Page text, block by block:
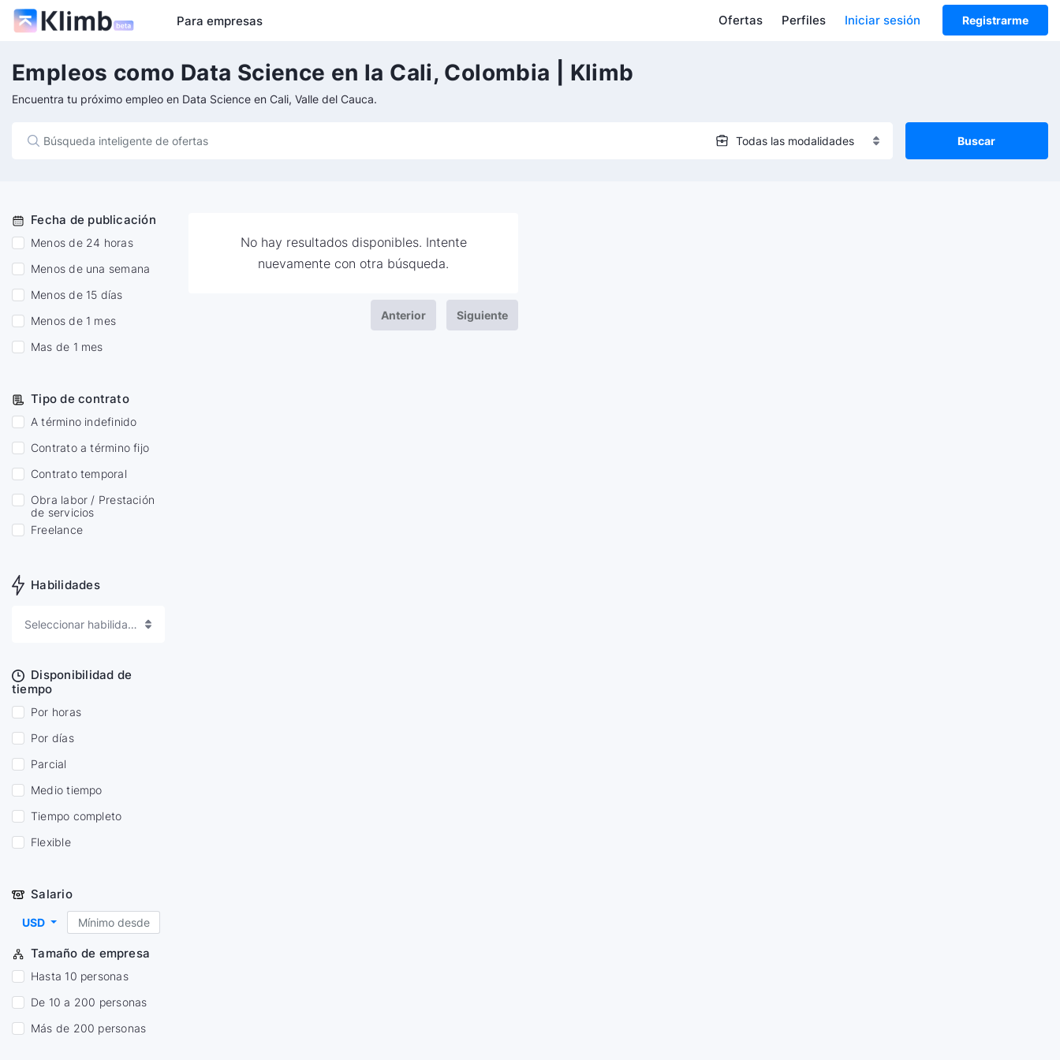
Para empresas Ofertas Perfiles Iniciar sesión Registrarme
Empleos como Data Science en la Cali, Colombia | Klimb
Encuentra tu próximo empleo en Data Science en Cali, Valle del Cauca.
Todas las modalidades Buscar
Fecha de publicación
Menos de 24 horas
Menos de una semana
Menos de 15 días
Menos de 1 mes
Mas de 1 mes
Tipo de contrato
A término indefinido
Contrato a término fijo
Contrato temporal
Obra labor / Prestación
de servicios
Freelance
Habilidades
Seleccionar habilidades
Disponibilidad de
tiempo
Por horas
Por días
Parcial
Medio tiempo
Tiempo completo
Flexible
Salario
USD
Tamaño de empresa
Hasta 10 personas
De 10 a 200 personas
Más de 200 personas
No hay resultados disponibles. Intente
nuevamente con otra búsqueda.
Anterior Siguiente